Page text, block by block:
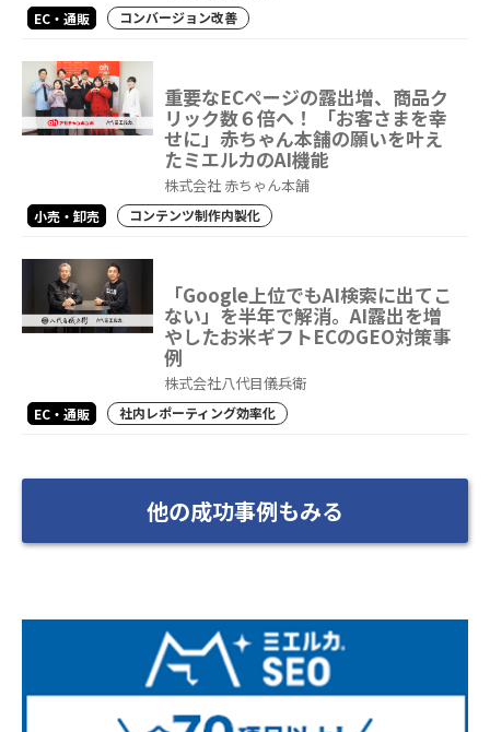
EC・通販 コンバージョン改善
重要なECページの露出増、商品ク
リック数６倍へ！ 「お客さまを幸
せに」赤ちゃん本舗の願いを叶え
たミエルカのAI機能
株式会社 赤ちゃん本舗
小売・卸売 コンテンツ制作内製化
「Google上位でもAI検索に出てこ
ない」を半年で解消。AI露出を増
やしたお米ギフトECのGEO対策事
例
株式会社八代目儀兵衛
EC・通販 社内レポーティング効率化
他の成功事例もみる